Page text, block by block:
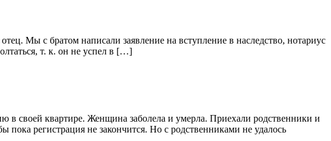
Мы с братом написали заявление на вступление в наследство, нотариус
т. к. он не успел в […]
своей квартире. Женщина заболела и умерла. Приехали родственники и
регистрация не закончится. Но с родственниками не удалось